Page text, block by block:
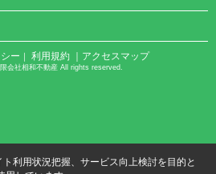
ー ｜ 利用規約 ｜アクセスマップ
会社相和不動産 All rights reserved.
利用状況把握、サービス向上検討を目的と